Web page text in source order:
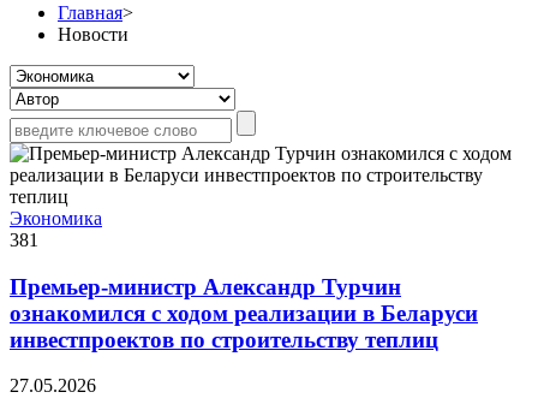
Главная>
Новости
Экономика
381
Премьер-министр Александр Турчин
ознакомился с ходом реализации в Беларуси
инвестпроектов по строительству теплиц
27.05.2026